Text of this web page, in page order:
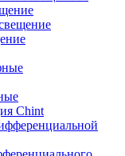
Chint